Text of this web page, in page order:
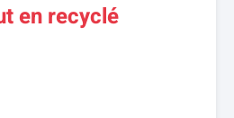
en recyclé